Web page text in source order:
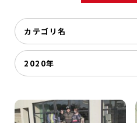
カテゴリ名
2020年